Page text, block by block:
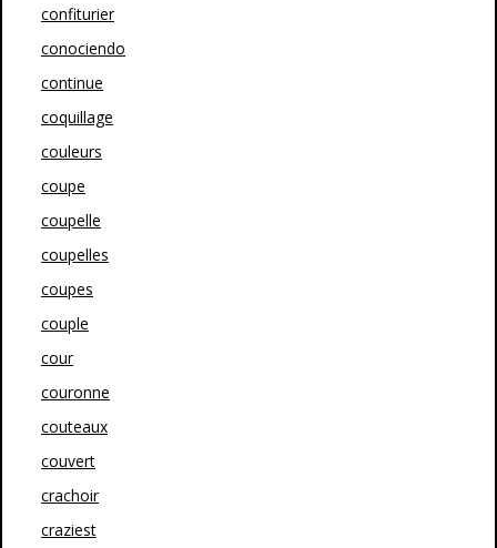
confiturier
conociendo
continue
coquillage
couleurs
coupe
coupelle
coupelles
coupes
couple
cour
couronne
couteaux
couvert
crachoir
craziest